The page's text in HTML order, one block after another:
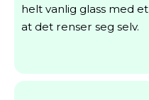
helt vanlig glass med
at det renser seg selv.